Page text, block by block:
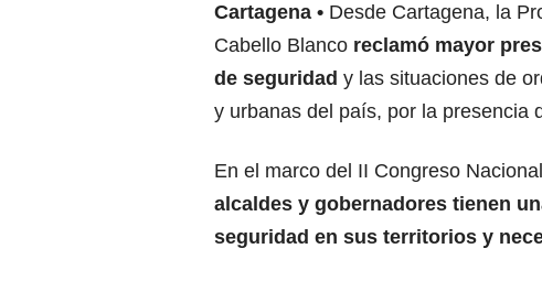
Cartagena
Desde Cartagena, la
Cabello Blanco reclamó mayor
de seguridad y las situaciones de
y urbanas del país, por la presencia
En el marco del II Congreso
alcaldes y gobernadores tienen
seguridad en sus territorios y